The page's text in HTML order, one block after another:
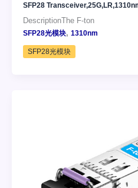
SFP28
DescriptionThe F-ton
SFP28光模块, 1310nm
SFP28光模块